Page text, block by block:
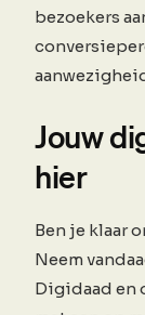
bezoekers
Jouw
hier
Ben je klaar
Neem
Digidaad en